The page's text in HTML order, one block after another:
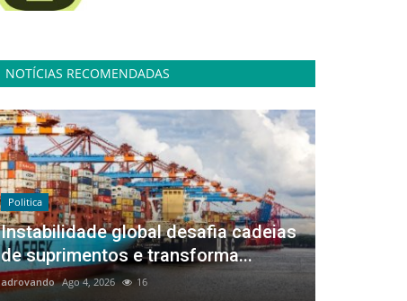
NOTÍCIAS RECOMENDADAS
Politica
Instabilidade global desafia cadeias
de suprimentos e transforma...
adrovando Ago 4, 2026 16